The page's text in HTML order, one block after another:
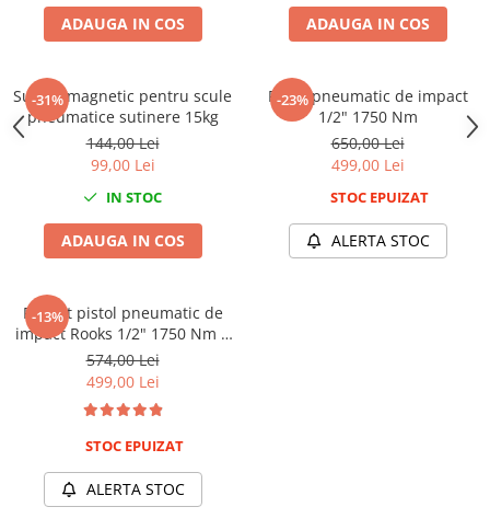
Aparate de nituit si capsat
Capsatoare tapiterie
Chei de Forta
Chei Dinamometrice
Ciocane Dalti si Dornuri
Reparat Filete
Scule Electrice
Aparate de spalat cu presiune
Aspiratoare industriale
Lampi si Lanterne
Pistoale aer cald
Pistoale de lipit
Pistoale electrice de impact
ADAUGA IN COS ADAUGA IN COS
-31%
Suport magnetic pentru scule
pneumatice sutinere 15kg
144,00 Lei
99,00 Lei
IN STOC
ADAUGA IN COS
-23%
Pistol pneumatic de impact
1/2" 1750 Nm
650,00 Lei
499,00 Lei
STOC EPUIZAT
ALERTA STOC
-13%
Pachet pistol pneumatic de
impact Rooks 1/2" 1750 Nm +
Tubulare lungi de impact Yato
17,19,21mm
574,00 Lei
499,00 Lei
STOC EPUIZAT
ALERTA STOC